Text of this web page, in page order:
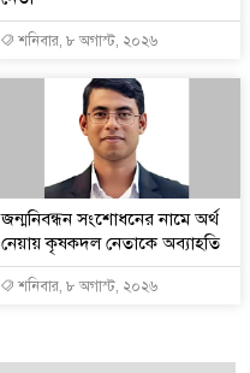
শনিবার, ৮ অগাস্ট, ২০২৬
জন্মনিবন্ধন সংশোধনের নামে অর্থ
নেয়ায় কৃষকদল নেতাকে অব্যাহতি
শনিবার, ৮ অগাস্ট, ২০২৬